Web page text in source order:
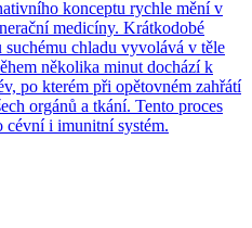
konceptu rychle mění v
medicíny. Krátkodobé
chladu vyvolává v těle
několika minut dochází k
po kterém při opětovném zahřátí
orgánů a tkání. Tento proces
cévní i imunitní systém.